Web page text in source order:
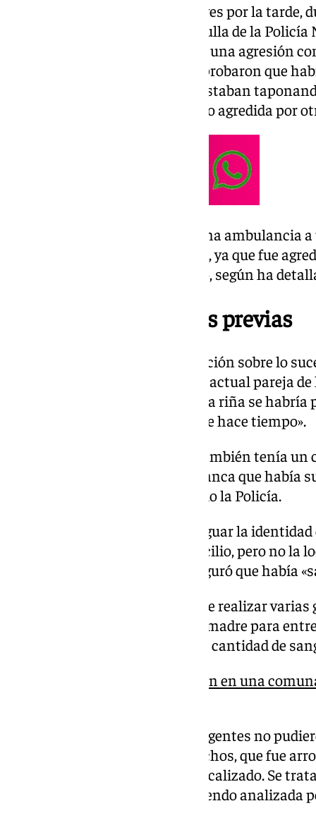
Los hechos ocurrieron este jueves por la
Carretera de la Sierra. Una patrulla de la
aviso de que se había producido una agresión
de los hechos, los agentes comprobaron que
suelo con dos voluntarias que estaban
menor de 17 años, que había sido agredida por
La víctima fue trasladada por una ambulancia
presentaba heridas de gravedad, ya que fue
cuello, «su vida no corre peligro», según ha
Una riña por rencillas previas
Los agentes recabaron información sobre lo
entre los que se encontraban la actual pareja
amigas, quienes indicaron que la riña se
que tenía rencillas previas desde hace tiempo».
«La amiga de la menor herida también tenía
derecho provocado por arma blanca que había
durante la agresión», ha indicado la Policía.
Los agentes consiguieron averiguar la
agresión y acudieron a su domicilio, pero no la
según indicó su madre, que aseguró que había
Minutos más tarde, y después de realizar
joven facilitó su ubicación a su madre para
encontraron «aún con una gran cantidad de
Detenido un fugitivo alemán en una
En la noche de este jueves, los agentes no
con la que se produjeron los hechos, que fue
viernes por la mañana sí han localizado. Se
centímetros de hoja que está siendo analizada